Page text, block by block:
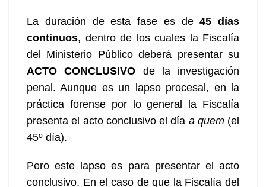
La duración de esta fase es de45 días
continuos, dentro de los cuales la Fiscalía
del Ministerio Público deberá presentar su
ACTO CONCLUSIVO de la investigación
penal. Aunque es un lapso procesal, en la
práctica forense por lo general la Fiscalía
presenta el acto conclusivo el día a quem(el
45º día).
Pero este lapso es para presentar el acto
conclusivo. En el caso de que la Fiscalía del